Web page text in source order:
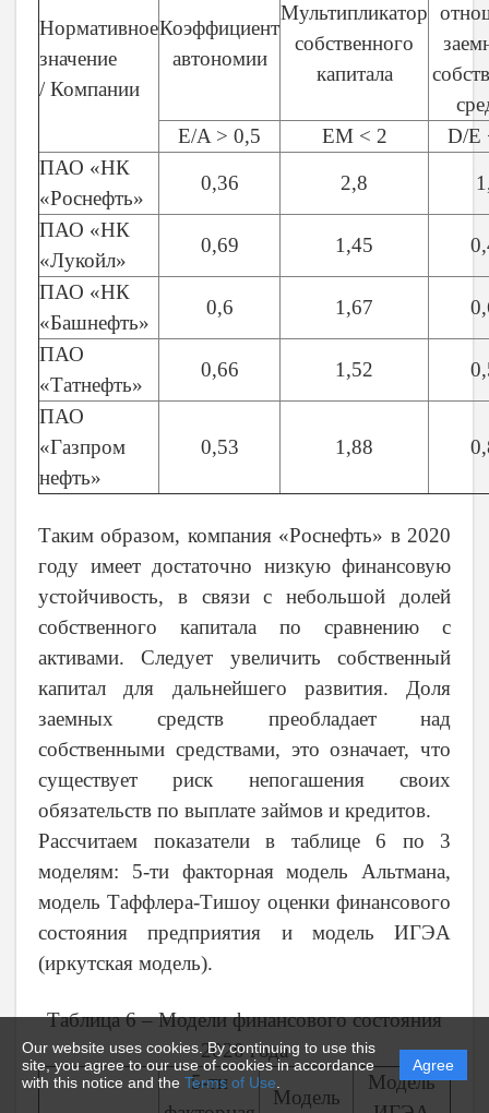
Our website uses cookies. By continuing to use this
site, you agree to our use of cookies in accordance
with this notice and the Terms of Use
Agree
Нормативное
значение
/ Компании
Коэффициент
автономии
Мультипликатор
собственного
капитала
E/A > 0,5
EM < 2
D/E
ПАО «НК
«Роснефть»
0,36 2,8
ПАО «НК
«Лукойл»
0,69 1,45
ПАО «НК
«Башнефть»
0,6 1,67
ПАО
«Татнефть»
0,66 1,52
ПАО
«Газпром
нефть»
0,53 1,88
Таким образом, компания «Роснефть» в 2020
году имеет достаточно низкую финансовую
устойчивость, в связи с небольшой долей
собственного капитала по сравнению с
активами. Следует увеличить собственный
капитал для дальнейшего развития. Доля
заемных средств преобладает над
собственными средствами, это означает, что
существует риск непогашения своих
обязательств по выплате займов и кредитов.
Рассчитаем показатели в таблице 6 по 3
моделям: 5-ти факторная модель Альтмана,
модель Таффлера-Тишоу оценки финансового
состояния предприятия и модель ИГЭА
(иркутская модель).
Таблица 6 – Модели финансового состояния
2020 года
5-ти
Модель
Модель